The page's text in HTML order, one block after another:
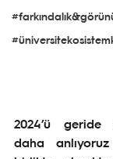
2024’ü geride
daha